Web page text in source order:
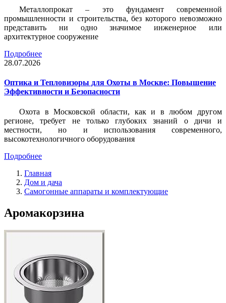
Металлопрокат – это фундамент современной
промышленности и строительства, без которого невозможно
представить ни одно значимое инженерное или
архитектурное сооружение
Подробнее
28.07.2026
Оптика и Тепловизоры для Охоты в Москве: Повышение
Эффективности и Безопасности
Охота в Московской области, как и в любом другом
регионе, требует не только глубоких знаний о дичи и
местности, но и использования современного,
высокотехнологичного оборудования
Подробнее
Главная
Дом и дача
Самогонные аппараты и комплектующие
Аромакорзина